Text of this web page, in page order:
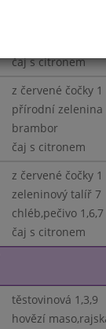
čaj s citronem
z červené čočky 1
přírodní zelenina
brambor
čaj s citronem
z červené čočky 1
zeleninový talíř 7
chléb,pečivo 1,6,7
čaj s citronem
těstovinová 1,3,9
hovězí